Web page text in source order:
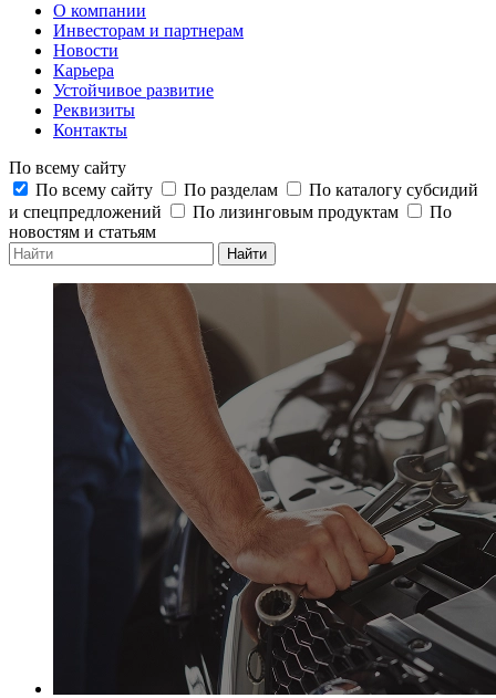
О компании
Инвесторам и партнерам
Новости
Карьера
Устойчивое развитие
Реквизиты
Контакты
По всему сайту
По всему сайту
По разделам
По каталогу субсидий
и спецпредложений
По лизинговым продуктам
По
новостям и статьям
Найти